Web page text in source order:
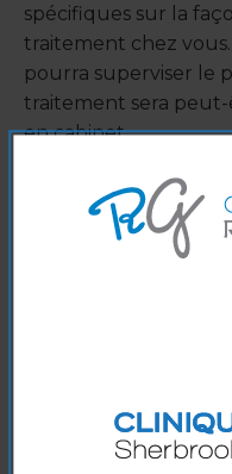
spécifiques sur la
traitement chez
pourra superviser le
traitement sera
en cabinet.
Pour commencer, le
empreintes de vos
plateaux de
aligneurs. Vous
À la maison, vous
environ 30 minutes